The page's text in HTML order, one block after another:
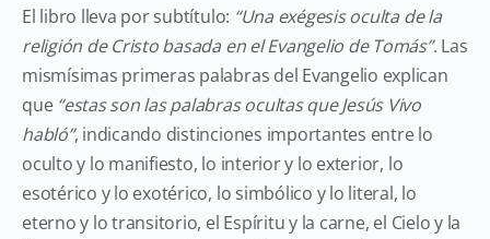
El libro lleva por subtítulo: “Una exégesis oculta de la
religión de Cristo basada en el Evangelio de Tomás”. Las
mismísimas primeras palabras del Evangelio explican
que “estas son las palabras ocultas que Jesús Vivo
habló”, indicando distinciones importantes entre lo
oculto y lo manifiesto, lo interior y lo exterior, lo
esotérico y lo exotérico, lo simbólico y lo literal, lo
eterno y lo transitorio, el Espíritu y la carne, el Cielo y la